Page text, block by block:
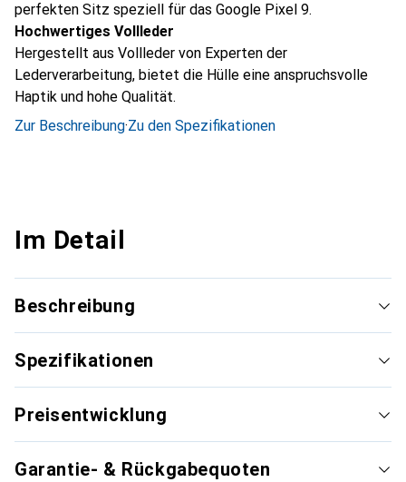
perfekten Sitz speziell für das Google Pixel 9.
Hochwertiges Vollleder
Hergestellt aus Vollleder von Experten der
Lederverarbeitung, bietet die Hülle eine anspruchsvolle
Haptik und hohe Qualität.
Zur Beschreibung·Zu den Spezifikationen
Im Detail
Beschreibung
Spezifikationen
Preisentwicklung
Garantie- & Rückgabequoten